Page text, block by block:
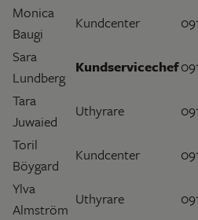
Monica
Baugi
Kundcenter
Sara
Lundberg
Kundservicechef
Tara
Juwaied
Uthyrare
Toril
Böygard
Kundcenter
Ylva
Almström
Uthyrare